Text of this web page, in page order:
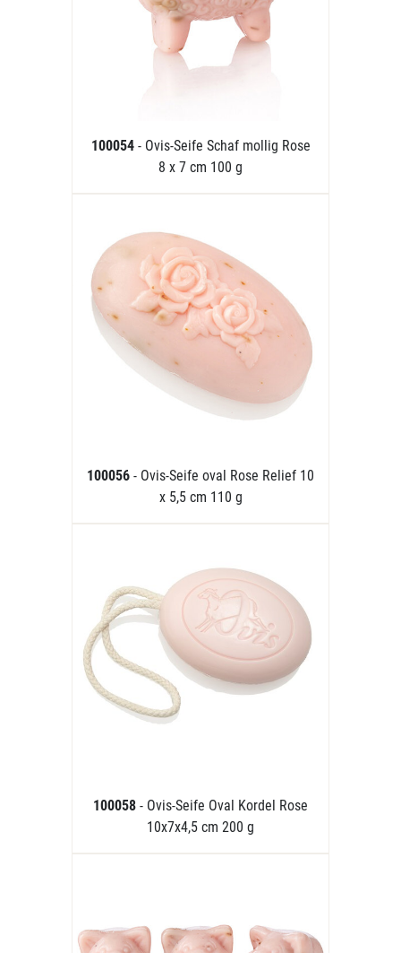
100054 - Ovis-Seife Schaf mollig Rose
8 x 7 cm 100 g
100056 - Ovis-Seife oval Rose Relief 10
x 5,5 cm 110 g
100058 - Ovis-Seife Oval Kordel Rose
10x7x4,5 cm 200 g